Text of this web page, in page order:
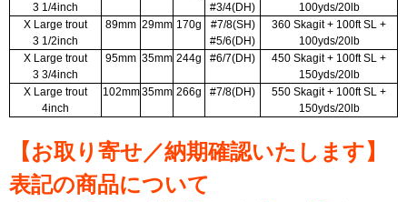
3 1/4inch
#3/4(DH)
100yds/20lb
X Large trout
3 1/2inch
89mm 29mm 170g
#7/8(SH)
#5/6(DH)
360 Skagit + 100ft SL +
100yds/20lb
X Large trout
3 3/4inch
95mm 35mm 244g #6/7(DH)
450 Skagit + 100ft SL +
150yds/20lb
X Large trout
4inch
102mm35mm 266g #7/8(DH)
550 Skagit + 100ft SL +
150yds/20lb
【お取り寄せ／納期確認いたします】
表記の商品について